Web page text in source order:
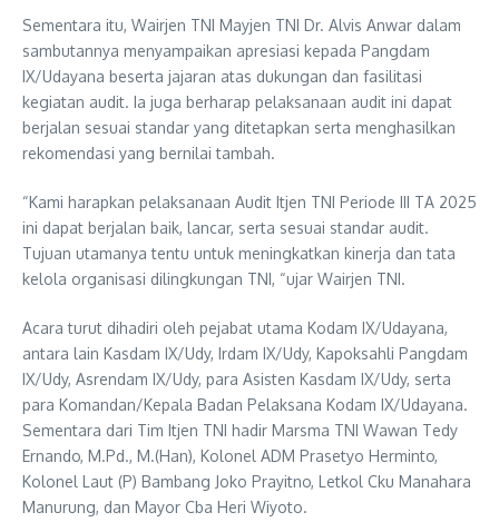
Sementara itu, Wairjen TNI Mayjen TNI Dr. Alvis Anwar dalam
sambutannya menyampaikan apresiasi kepada Pangdam
IX/Udayana beserta jajaran atas dukungan dan fasilitasi
kegiatan audit. Ia juga berharap pelaksanaan audit ini dapat
berjalan sesuai standar yang ditetapkan serta menghasilkan
rekomendasi yang bernilai tambah.
“Kami harapkan pelaksanaan Audit Itjen TNI Periode III TA 2025
ini dapat berjalan baik, lancar, serta sesuai standar audit.
Tujuan utamanya tentu untuk meningkatkan kinerja dan tata
kelola organisasi dilingkungan TNI, “ujar Wairjen TNI.
Acara turut dihadiri oleh pejabat utama Kodam IX/Udayana,
antara lain Kasdam IX/Udy, Irdam IX/Udy, Kapoksahli Pangdam
IX/Udy, Asrendam IX/Udy, para Asisten Kasdam IX/Udy, serta
para Komandan/Kepala Badan Pelaksana Kodam IX/Udayana.
Sementara dari Tim Itjen TNI hadir Marsma TNI Wawan Tedy
Ernando, M.Pd., M.(Han), Kolonel ADM Prasetyo Herminto,
Kolonel Laut (P) Bambang Joko Prayitno, Letkol Cku Manahara
Manurung, dan Mayor Cba Heri Wiyoto.